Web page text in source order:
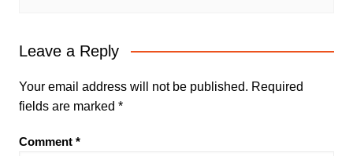
Leave a Reply
Your email address will not be published. Required
fields are marked *
Comment *